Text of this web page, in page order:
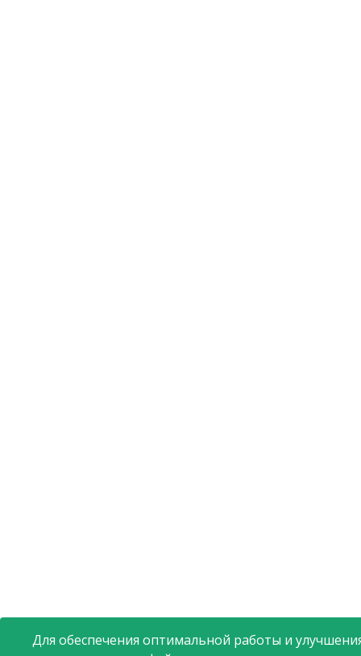
Для обеспечения оптимальной работы и